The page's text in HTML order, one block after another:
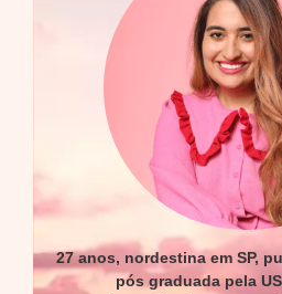
27 anos, nordestina em SP,
pós graduada pela